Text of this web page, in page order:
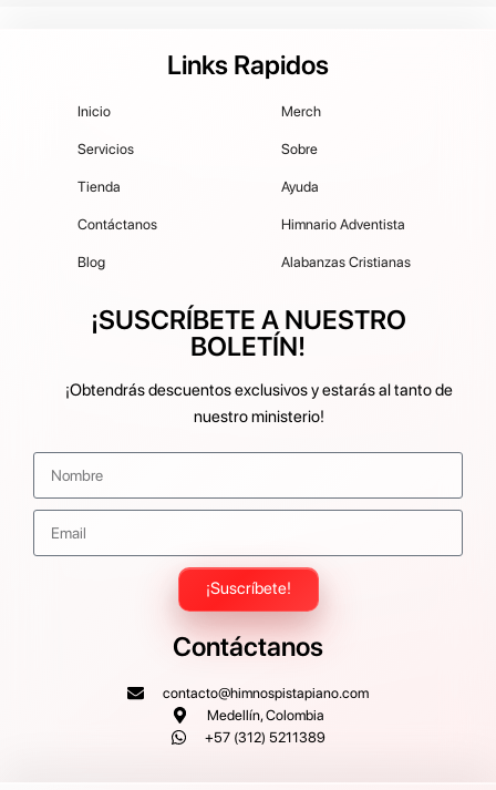
Links Rapidos
Inicio
Servicios
Tienda
Contáctanos
Blog
Merch
Sobre
Ayuda
Himnario Adventista
Alabanzas Cristianas
¡SUSCRÍBETE A NUESTRO
BOLETÍN!
¡Obtendrás descuentos exclusivos y estarás al tanto de
nuestro ministerio!
¡Suscríbete!
Contáctanos
contacto@himnospistapiano.com
Medellín, Colombia
+57 (312) 5211389